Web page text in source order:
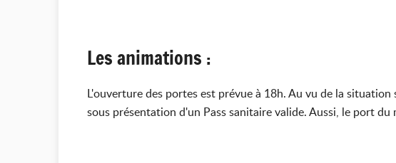
Les animations :
L'ouverture des portes est prévue à 18h. Au vu de la
sous présentation d'un Pass sanitaire valide. Aussi, le port